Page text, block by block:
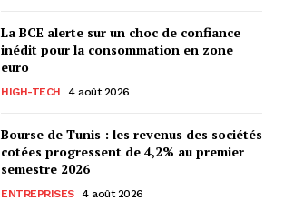
La BCE alerte sur un choc de confiance
inédit pour la consommation en zone
euro
HIGH-TECH 4 août 2026
Bourse de Tunis : les revenus des sociétés
cotées progressent de 4,2% au premier
semestre 2026
ENTREPRISES 4 août 2026